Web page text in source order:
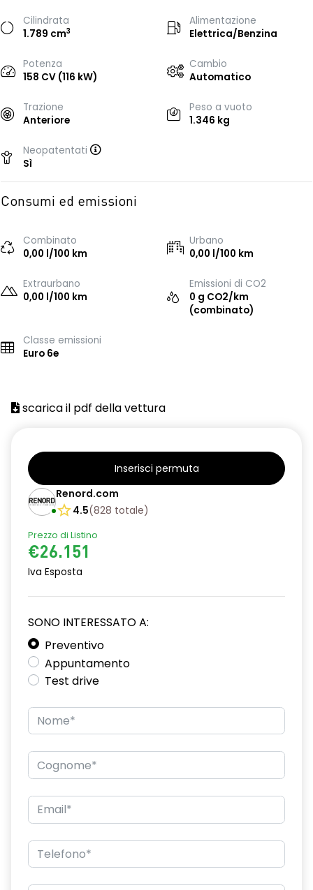
Cilindrata
1.789 cm3
Alimentazione
Elettrica/Benzina
Potenza
158 CV (116 kW)
Cambio
Automatico
Trazione
Anteriore
Peso a vuoto
1.346 kg
Neopatentati
Sì
Consumi ed emissioni
Combinato
0,00 l/100 km
Urbano
0,00 l/100 km
Extraurbano
0,00 l/100 km
Emissioni di CO2
0 g CO2/km
(combinato)
Classe emissioni
Euro 6e
scarica il pdf della vettura
Inserisci permuta
Renord.com
4.5(828 totale)
Prezzo di Listino
€26.151
Iva Esposta
SONO INTERESSATO A:
Preventivo
Appuntamento
Test drive